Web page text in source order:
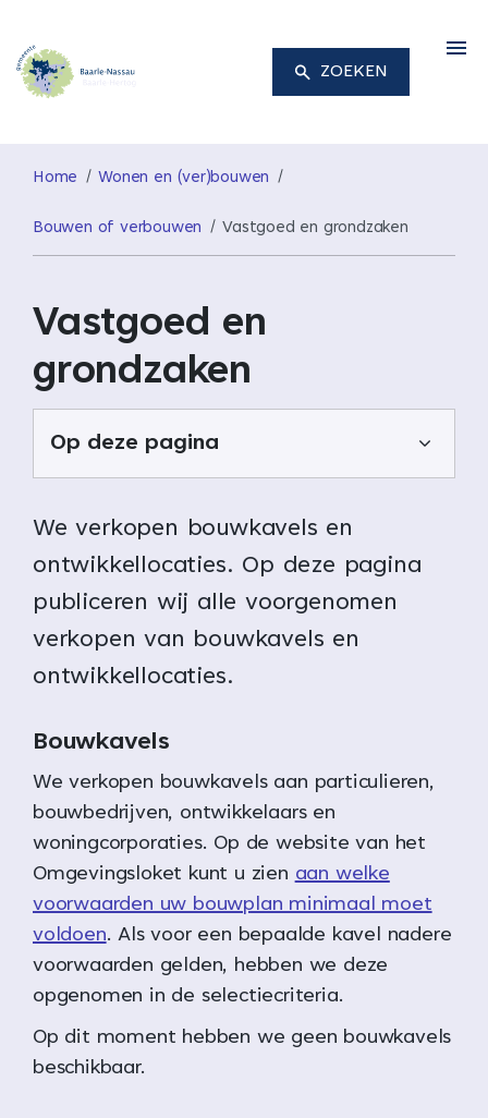
ZOEKEN
Home Wonen en (ver)bouwen
Bouwen of verbouwen Vastgoed en grondzaken
Vastgoed en
grondzaken
Op deze pagina
We verkopen bouwkavels en
ontwikkellocaties. Op deze pagina
publiceren wij alle voorgenomen
verkopen van bouwkavels en
ontwikkellocaties.
Bouwkavels
We verkopen bouwkavels aan particulieren,
bouwbedrijven, ontwikkelaars en
woningcorporaties. Op de website van het
Omgevingsloket kunt u zien aan welke
voorwaarden uw bouwplan minimaal moet
voldoen. Als voor een bepaalde kavel nadere
voorwaarden gelden, hebben we deze
opgenomen in de selectiecriteria.
Op dit moment hebben we geen bouwkavels
beschikbaar.